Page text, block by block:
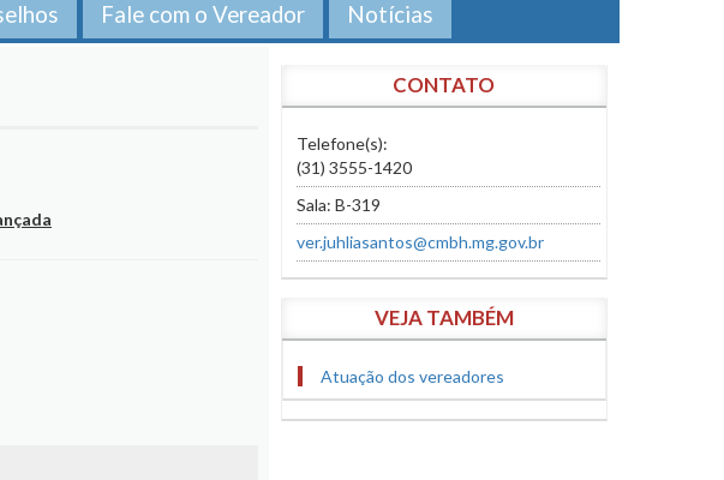
Fale com o Vereador Notícias
CONTATO
Telefone(s):
(31) 3555-1420
Sala: B-319
ver.juhliasantos@cmbh.mg.gov.br
VEJA TAMBÉM
Atuação dos vereadores